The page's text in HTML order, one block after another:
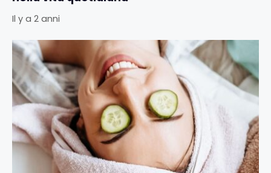
Il y a 2 anni